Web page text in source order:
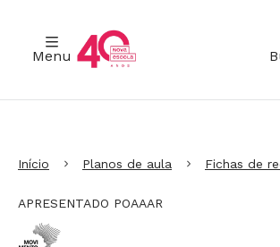
Menu
Início Planos de aula Fichas de
APRESENTADO POAAAR